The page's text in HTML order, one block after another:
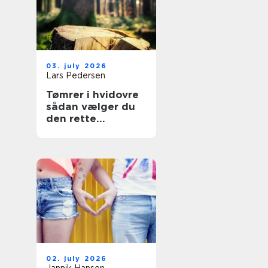
03. july 2026
Lars Pedersen
Tømrer i hvidovre
sådan vælger du
den rette
02. july 2026